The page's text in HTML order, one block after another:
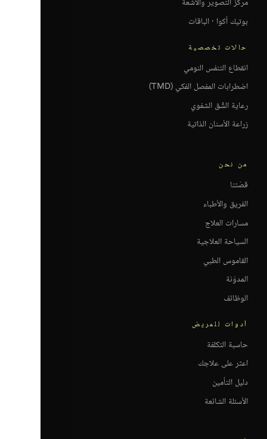
مركز التصوير والأشعة
بوتيك أكوا · الباقات
حالات تخصصية
انقطاع التنفس النومي
اضطرابات المفصل الفكي (TMD)
رعاية الشِّق الشفوي
زراعة الأسنان الذاتية
من نحن
قصّتنا
الفريق والأطباء
مسارات العلاج
السياحة العلاجية
القاموس الطبي
المدوّنة
الوظائف
أدوات للمريض
حاسبة التكلفة
اعثر على علاجك
دليل التأمين
الأسئلة الشائعة